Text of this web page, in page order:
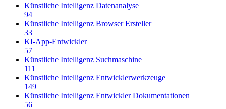
Künstliche Intelligenz Datenanalyse
94
Künstliche Intelligenz Browser Ersteller
33
KI-App-Entwickler
57
Künstliche Intelligenz Suchmaschine
111
Künstliche Intelligenz Entwicklerwerkzeuge
149
Künstliche Intelligenz Entwickler Dokumentationen
56